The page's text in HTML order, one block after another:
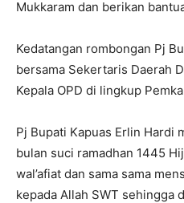
Mukkaram dan berikan
Kedatangan rombongan Pj
bersama Sekertaris Daerah
Kepala OPD di lingkup
Pj Bupati Kapuas Erlin Hardi
bulan suci ramadhan 1445
wal’afiat dan sama sama
kepada Allah SWT sehingga